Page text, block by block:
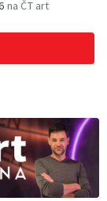
na ČT art